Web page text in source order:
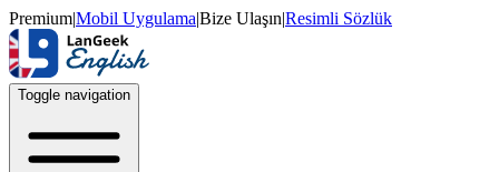
Premium|Mobil Uygulama|Bize Ulaşın|Resimli Sözlük
Toggle navigation